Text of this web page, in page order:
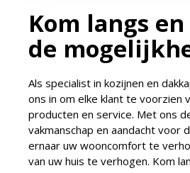
Kom langs
de
Als specialist in kozijnen en
ons in om elke klant te voorzien
producten en service. Met ons
vakmanschap en aandacht voor
ernaar uw wooncomfort te
van uw huis te verhogen. Kom